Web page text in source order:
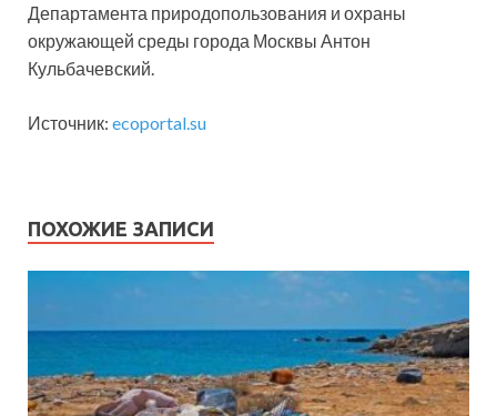
Департамента природопользования и охраны
окружающей среды города Москвы Антон
Кульбачевский.
Источник: ecoportal.su
ПОХОЖИЕ ЗАПИСИ